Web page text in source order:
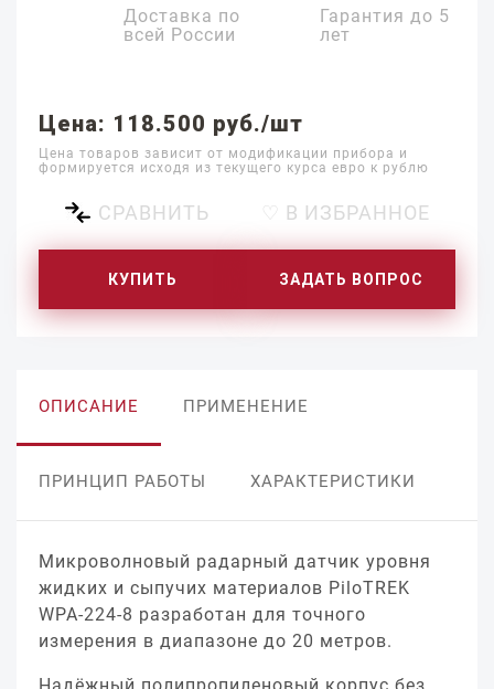
Доставка по
всей России
Гарантия до 5
лет
Цена: 118.500 руб./шт
Цена товаров зависит от модификации прибора и
формируется исходя из текущего курса евро к рублю
СРАВНИТЬ ♡ В ИЗБРАННОЕ
КУПИТЬ ЗАДАТЬ ВОПРОС
ОПИСАНИЕ ПРИМЕНЕНИЕ
ПРИНЦИП РАБОТЫ ХАРАКТЕРИСТИКИ
Микроволновый радарный датчик уровня
жидких и сыпучих материалов PiloTREK
WPA-224-8 разработан для точного
измерения в диапазоне до 20 метров.